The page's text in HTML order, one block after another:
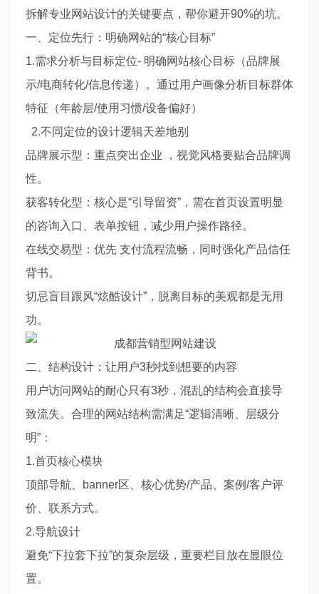
拆解专业网站设计的关键要点，帮你避开90%的坑。
一、定位先行：明确网站的“核心目标”
1.需求分析与目标定位- 明确网站核心目标（品牌展
示/电商转化/信息传递）。通过用户画像分析目标群体
特征（年龄层/使用习惯/设备偏好）
2.不同定位的设计逻辑天差地别
品牌展示型：重点突出企业 ，视觉风格要贴合品牌调
性。
获客转化型：核心是“引导留资”，需在首页设置明显
的咨询入口、表单按钮，减少用户操作路径。
在线交易型：优先 支付流程流畅，同时强化产品信任
背书。
切忌盲目跟风“炫酷设计”，脱离目标的美观都是无用
功。
二、结构设计：让用户3秒找到想要的内容
用户访问网站的耐心只有3秒，混乱的结构会直接导
致流失。合理的网站结构需满足“逻辑清晰、层级分
明”：
1.首页核心模块
顶部导航、banner区、核心优势/产品、案例/客户评
价、联系方式。
2.导航设计
避免“下拉套下拉”的复杂层级，重要栏目放在显眼位
置。